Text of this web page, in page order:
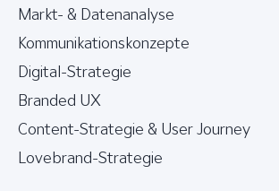
Markt- & Datenanalyse
Kommunikationskonzepte
Digital-Strategie
Branded UX
Content-Strategie & User Journey
Lovebrand-Strategie